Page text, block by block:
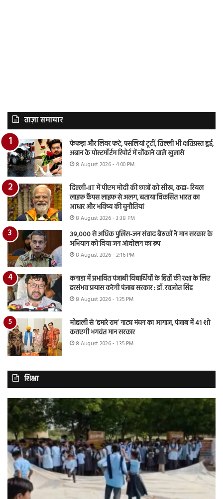
ताज़ा समाचार
फेफड़ा और लिवर फटे, पसलियां टूटीं, तिल्ली भी क्षतिग्रस्त हुई,
अबान के पोस्टमॉर्टम रिपोर्ट में चौंकाने वाले खुलासे
8 August 2026 - 4:00 PM
दिल्ली-IIT में पीएम मोदी की छात्रों को सीख, कहा- रियल
लाइफ कैंपस लाइफ से अलग, बताया विकसित भारत का
आधार और भविष्य की चुनौतियां
8 August 2026 - 3:38 PM
39,000 से अधिक पुलिस-जन संवाद बैठकों ने मान सरकार के
अभियान को दिया जन आंदोलन का रूप
8 August 2026 - 2:16 PM
कनाडा में प्रभावित पंजाबी विद्यार्थियों के हितों की रक्षा के लिए
हरसंभव प्रयास करेगी पंजाब सरकार : डॉ. रवजोत सिंह
8 August 2026 - 1:35 PM
मोहाली से ‘हमारे राम’ नाट्य मंचन का आगाज, पंजाब में 41 शो
कराएगी भगवंत मान सरकार
8 August 2026 - 1:35 PM
शिक्षा